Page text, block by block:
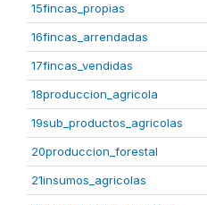
15fincas_propias
16fincas_arrendadas
17fincas_vendidas
18produccion_agricola
19sub_productos_agricolas
20produccion_forestal
21insumos_agricolas